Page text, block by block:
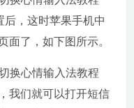
后，这时苹果手机中
面了，如下图所示。
我们就可以打开短信